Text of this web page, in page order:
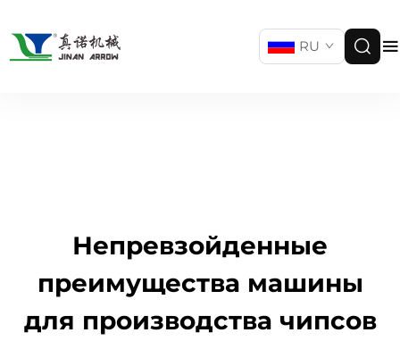
RU
Непревзойденные
преимущества машины
для производства чипсов